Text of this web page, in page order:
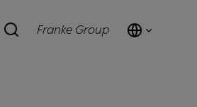
Franke Group